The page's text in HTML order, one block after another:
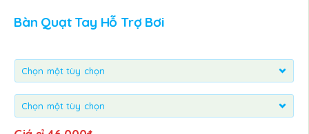
Bàn Quạt Tay Hỗ Trợ Bơi